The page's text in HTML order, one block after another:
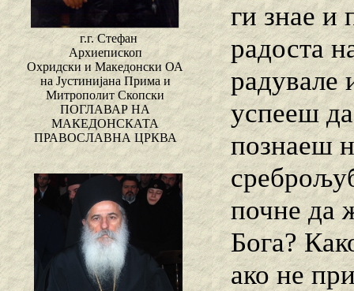
г.г. Стефан
Архиепископ
Охридски и Македонски ОА
на Јустинијана Прима и
Митрополит Скопски
ПОГЛАВАР НА
МАКЕДОНСКАТА
ПРАВОСЛАВНА ЦРКВА
ги знае и
радоста
радувале
успееш
познаеш
почне да
Бога?
ако не